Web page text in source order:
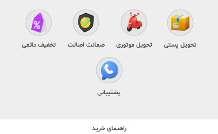
تحویل پستی تحویل موتوری ضمانت اصالت تخفیف دائمی
پشتیبانی
راهنمای خرید